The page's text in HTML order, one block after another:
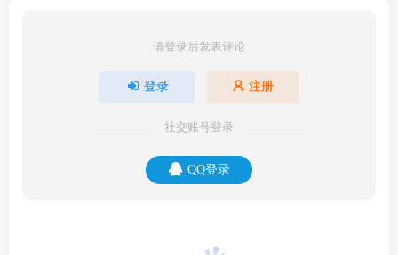
请登录后发表评论
登录 注册
社交账号登录
QQ登录